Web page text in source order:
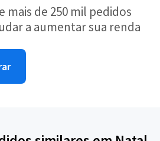
mais de 250 mil pedidos
a aumentar sua renda